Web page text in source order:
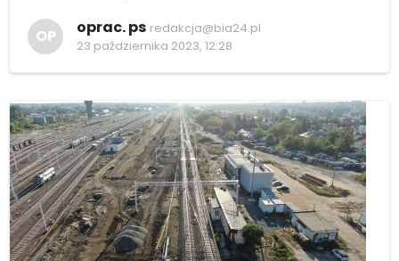
OP oprac. ps redakcja@bia24.pl
23 października 2023, 12:28